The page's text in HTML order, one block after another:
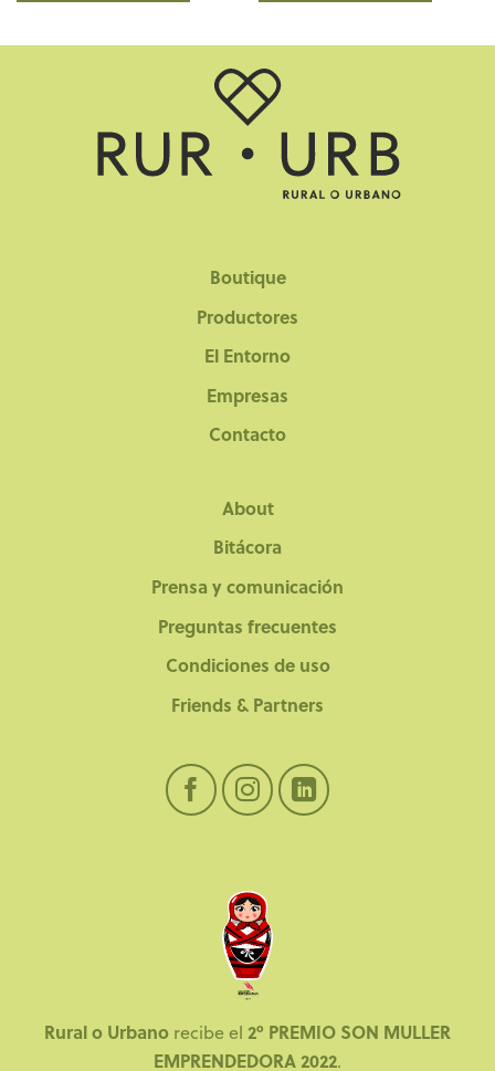
Boutique
Productores
El Entorno
Empresas
Contacto
About
Bitácora
Prensa y comunicación
Preguntas frecuentes
Condiciones de uso
Friends & Partners
Rural o Urbano recibe el 2º PREMIO SON MULLER
EMPRENDEDORA 2022.